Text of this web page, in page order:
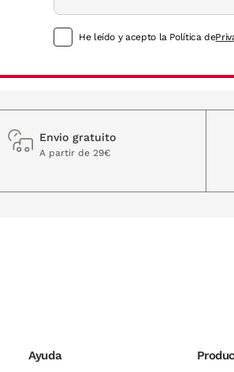
He leído y acepto la Política de
Envio gratuito
A partir de 29€
Ayuda